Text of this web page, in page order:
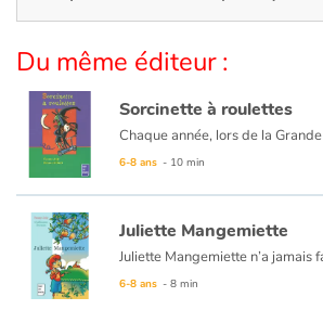
Fêtes et évènements
Amour et amitié
Sujets de société
Émotions et sentiments
Du même éditeur :
Sorcinette à roulettes
6-8 ans - 10 min
Juliette Mangemiette
6-8 ans - 8 min